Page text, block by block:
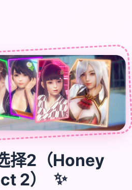
择2（Honey
2）
✨